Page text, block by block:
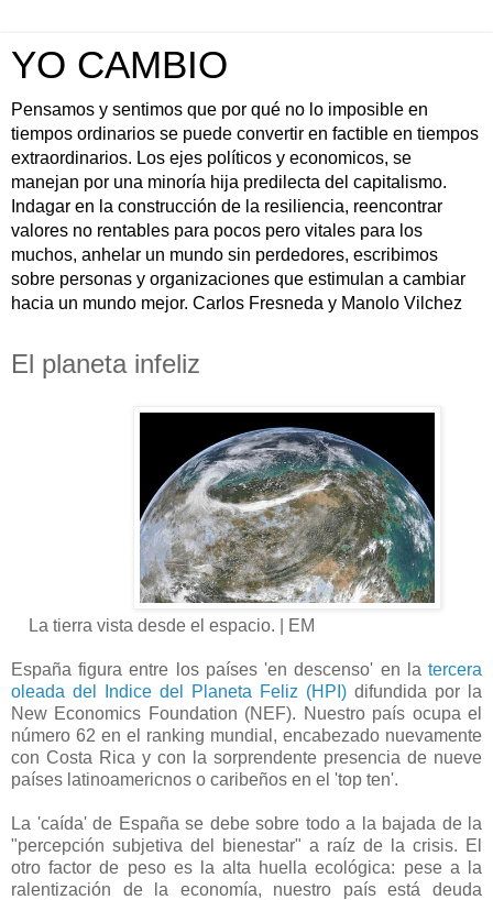
YO CAMBIO
Pensamos y sentimos que por qué no lo imposible en
tiempos ordinarios se puede convertir en factible en tiempos
extraordinarios. Los ejes políticos y economicos, se
manejan por una minoría hija predilecta del capitalismo.
Indagar en la construcción de la resiliencia, reencontrar
valores no rentables para pocos pero vitales para los
muchos, anhelar un mundo sin perdedores, escribimos
sobre personas y organizaciones que estimulan a cambiar
hacia un mundo mejor. Carlos Fresneda y Manolo Vilchez
El planeta infeliz
La tierra vista desde el espacio. | EM
España figura entre los países 'en descenso' en la tercera
oleada del Indice del Planeta Feliz (HPI) difundida por la
New Economics Foundation (NEF). Nuestro país ocupa el
número 62 en el ranking mundial, encabezado nuevamente
con Costa Rica y con la sorprendente presencia de nueve
países latinoamericnos o caribeños en el 'top ten'.
La 'caída' de España se debe sobre todo a la bajada de la
"percepción subjetiva del bienestar" a raíz de la crisis. El
otro factor de peso es la alta huella ecológica: pese a la
ralentización de la economía, nuestro país está deuda